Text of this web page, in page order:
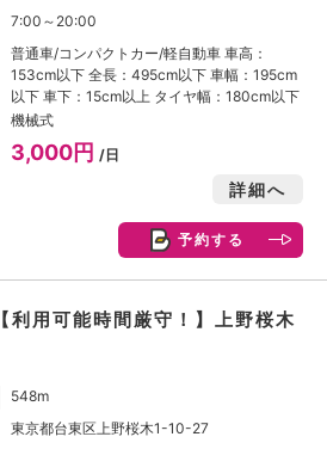
7:00～20:00
普通車/コンパクトカー/軽自動車 車高：
153cm以下 全長：495cm以下 車幅：195cm
以下 車下：15cm以上 タイヤ幅：180cm以下
機械式
3,000円 /日
詳細へ
予約する
利用可能時間厳守！】上野桜木
548m
東京都台東区上野桜木1-10-27